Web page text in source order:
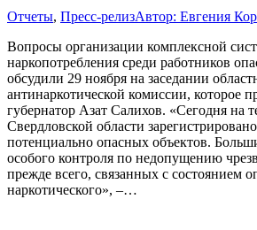
Отчеты, Пресс-релизАвтор: Евгения
Вопросы организации комплексной
наркопотребления среди работников
обсудили 29 ноября на заседании
антинаркотической комиссии, которое
губернатор Азат Салихов. «Сегодня на
Свердловской области
потенциально опасных объектов.
особого контроля по недопущению
прежде всего, связанных с состоянием
наркотического», –…